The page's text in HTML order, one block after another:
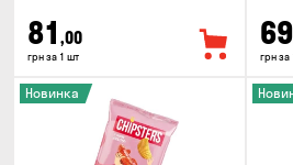
81 ,00
грн за 1 шт
69
грн за
Новинка